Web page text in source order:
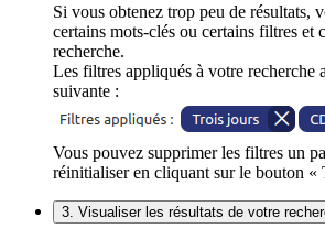
Si vous obtenez trop peu de résultats,
certains mots-clés ou certains filtres et
recherche.
Les filtres appliqués à votre recherche
suivante :
Vous pouvez supprimer les filtres un
réinitialiser en cliquant sur le bouton «
3. Visualiser les résultats de votre